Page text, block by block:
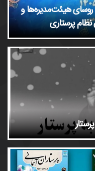
مشترک روسای هیئت‌مدیره‌ها و
پرستاری